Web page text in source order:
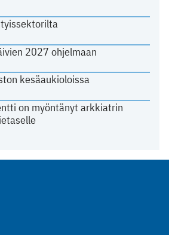
2027 ohjelmaan
kesäaukioloissa
on myöntänyt arkkiatrin